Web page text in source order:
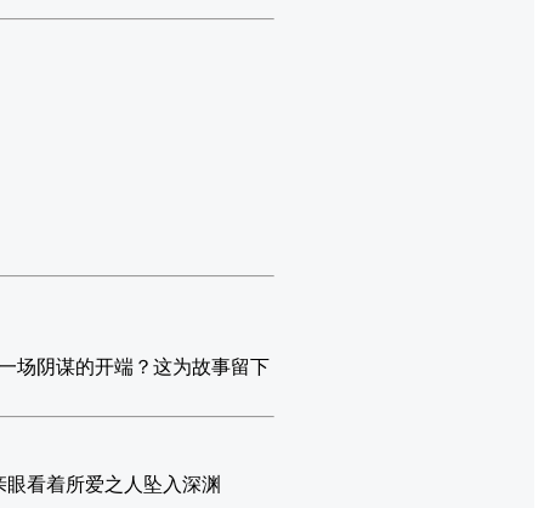
场阴谋的开端？这为故事留下
看着所爱之人坠入深渊